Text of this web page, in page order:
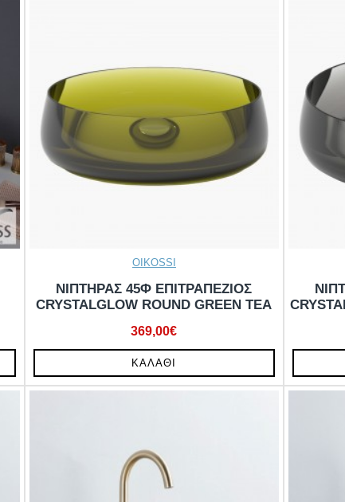
OIKOSSI
ΝΙΠΤΗΡΑΣ 45Φ ΕΠΙΤΡΑΠΕΖΙΟΣ
CRYSTALGLOW ROUND GREEN TEA
369,00€
ΚΑΛΆΘΙ